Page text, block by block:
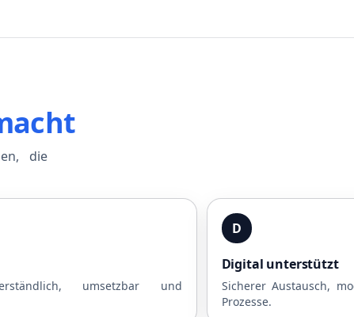
die
umsetzbar und
D
Digital unterstützt
Sicherer Austausch,
Prozesse.